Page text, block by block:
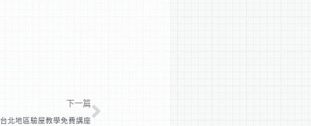
下一篇
台北地區驗屋教學免費講座
下一篇